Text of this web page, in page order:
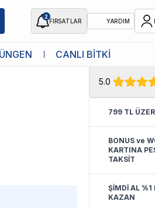
2
FIRSATLAR YARDIM
CANLI BİTKİ★ Atakan
satıcısıdır.
5.0
799 TL
BONUS ve
KARTINA
TAKSİT
ŞİMDİ AL %1
KAZAN